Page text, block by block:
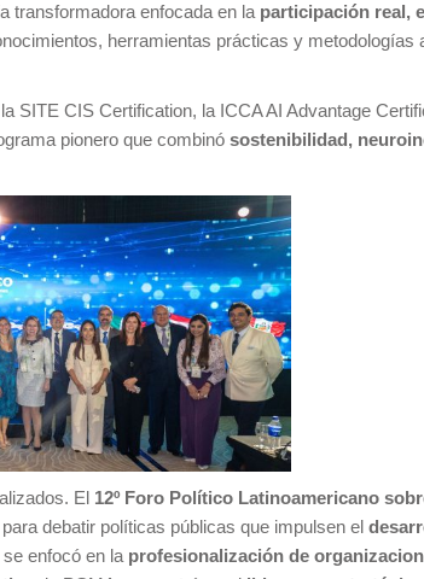
transformadora enfocada en la participación real,
herramientas prácticas y metodologías
SITE CIS Certification, la ICCA AI Advantage
pionero que combinó sostenibilidad,
El 12º Foro Político Latinoamericano
debatir políticas públicas que impulsen el
enfocó en la profesionalización de